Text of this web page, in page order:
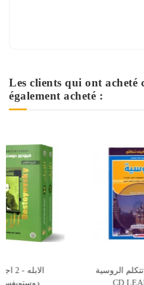
Les clients qui ont acheté
également acheté :
الفقراء - فيودور